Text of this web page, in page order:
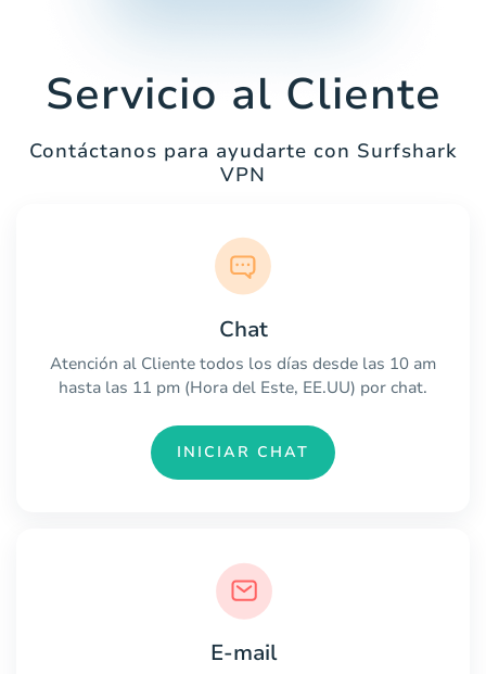
Servicio al Cliente
Contáctanos para ayudarte con Surfshark
VPN
Chat
Atención al Cliente todos los días desde las 10 am
hasta las 11 pm (Hora del Este, EE.UU) por chat.
INICIAR CHAT
E-mail